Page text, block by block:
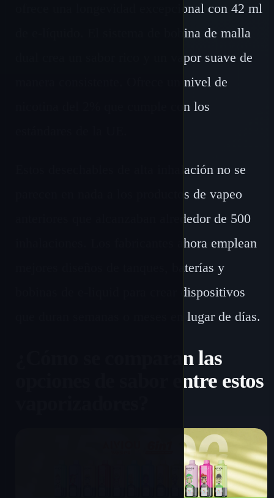
ofrece una longevidad excepcional con 42 ml
de e-líquido. El sistema de bobina de malla
dual crea un sabor rico y un vapor suave de
manera consistente. Ofrece un nivel de
nicotina del 2% que cumple con los
Estos desechables de alta inhalación no se
parecen en nada a los productos de vapeo
anteriores que alcanzaban alrededor de 500
inhalaciones. Los fabricantes ahora emplean
mejores diseños de tanques, baterías y
bobinas de e-liquid para crear dispositivos
que duran semanas o meses en lugar de días.
¿Cómo se comparan las
opciones de sabor entre estos